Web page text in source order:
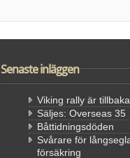
Senaste inläggen
Viking rally är tillbaka
Säljes: Overseas 35
Båttidningsdöden
Svårare för
försäkring